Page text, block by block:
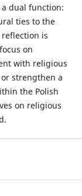
dual function:
ties to the
is
on
with religious
strengthen a
the Polish
on religious